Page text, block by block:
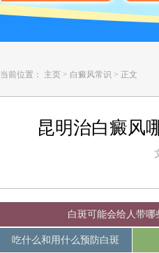
当前位置： 主页 > 白癜风常识 > 正文
昆明治白癜风
白斑可能会给人带哪
吃什么和用什么预防白斑